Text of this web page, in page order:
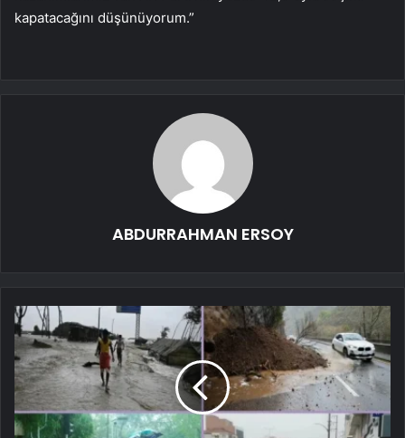
kapatacağını düşünüyorum.”
ABDURRAHMAN ERSOY